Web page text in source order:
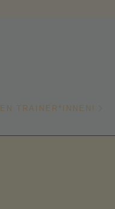
TRAINER*INNEN!